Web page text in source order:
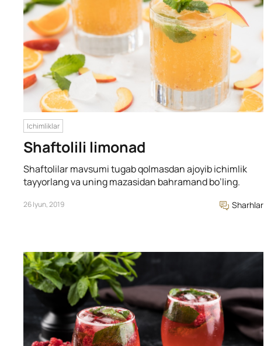
Ichimliklar
Shaftolili limonad
Shaftolilar mavsumi tugab qolmasdan ajoyib ichimlik
tayyorlang va uning mazasidan bahramand bo’ling.
26 Iyun, 2019 Sharhlar